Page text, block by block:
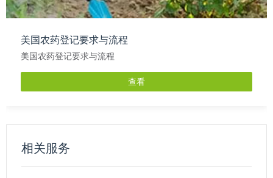
美国农药登记要求与流程
美国农药登记要求与流程
查看
相关服务